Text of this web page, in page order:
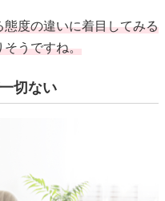
度の違いに着目してみる
そうですね。
切ない